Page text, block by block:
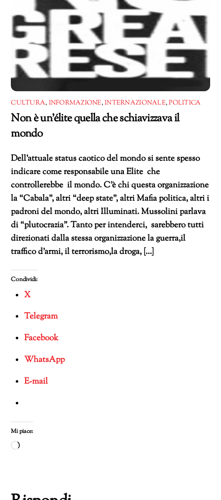
CULTURA, INFORMAZIONE,INTERNAZIONALE,POLITICA
Non è un’élite quella che schiavizzava il
mondo
Dell’attuale status caotico del mondo si sente spesso
indicare come responsabile una Elite che
controllerebbe il mondo. C’è chi questa organizzazione
la “Cabala”, altri “deep state”, altri Mafia politica, altri i
padroni del mondo, altri Illuminati. Mussolini parlava
di “plutocrazia”. Tanto per intenderci, sarebbero tutti
direzionati dalla stessa organizzazione la guerra,il
traffico d’armi, il terrorismo,la droga, […]
Condividi:
X
Telegram
Facebook
WhatsApp
E-mail
Mi piace:
Caricamento